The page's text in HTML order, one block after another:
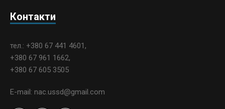
Контакти
тел.: +380 67 441 4601,
+380 67 961 1662,
+380 67 605 3505
E-mail: nac.ussd@gmail.com